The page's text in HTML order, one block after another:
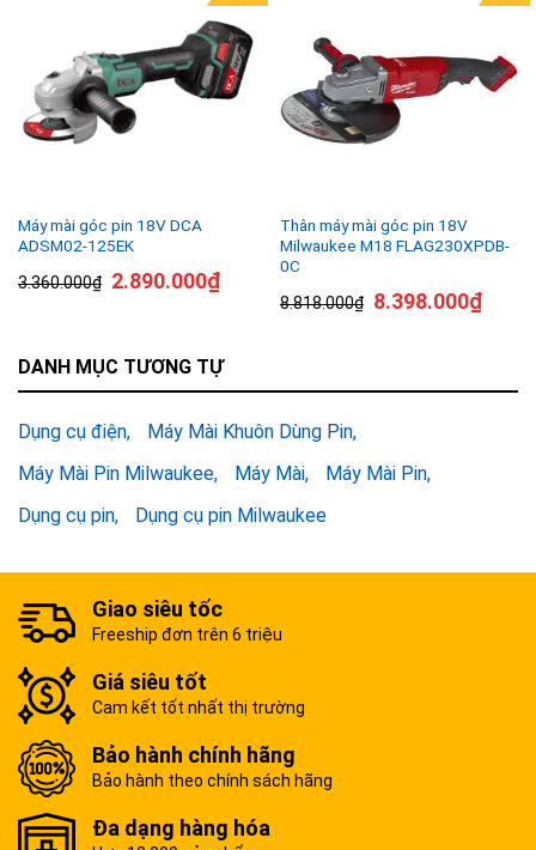
Máy mài góc pin 18V DCA
ADSM02-125EK
3.360.000₫ 2.890.000₫
Thân máy mài góc pin 18V
Milwaukee M18 FLAG230XPDB-
0C
8.818.000₫ 8.398.000₫
DANH MỤC TƯƠNG TỰ
Dụng cụ điện
Máy Mài Khuôn Dùng Pin
Máy Mài Pin Milwaukee
Máy Mài
Máy Mài Pin
Dụng cụ pin
Dụng cụ pin Milwaukee
Giao siêu tốc
Freeship đơn trên 6 triệu
Giá siêu tốt
Cam kết tốt nhất thị trường
Bảo hành chính hãng
Bảo hành theo chính sách hãng
Đa dạng hàng hóa